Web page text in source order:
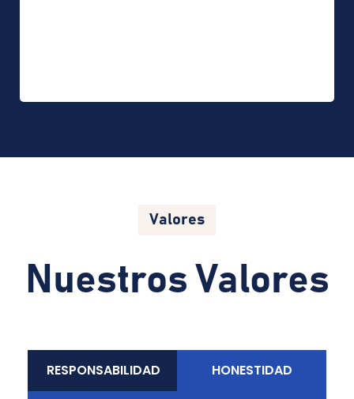
Valores
Nuestros Valores
RESPONSABILIDAD HONESTIDAD